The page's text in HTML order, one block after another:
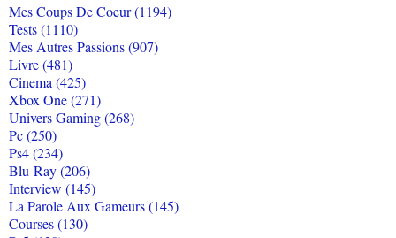
Mes Coups De Coeur (1194)
Tests (1110)
Mes Autres Passions (907)
Livre (481)
Cinema (425)
Xbox One (271)
Univers Gaming (268)
Pc (250)
Ps4 (234)
Blu-Ray (206)
Interview (145)
La Parole Aux Gameurs (145)
Courses (130)